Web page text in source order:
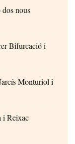
nous
Bifurcació i
Monturiol i
i Reixac